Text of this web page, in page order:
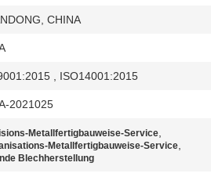
CHINA
, ISO14001:2015
2021025
Metallfertigbauweise-Service,
Metallfertigbauweise-Service,
Blechherstellung